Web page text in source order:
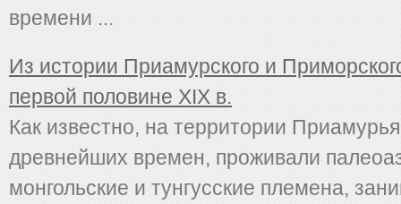
времени ...
Из истории Приамурского и
первой половине XIX в.
Как известно, на территории
древнейших времен, проживали
монгольские и тунгусские племена,